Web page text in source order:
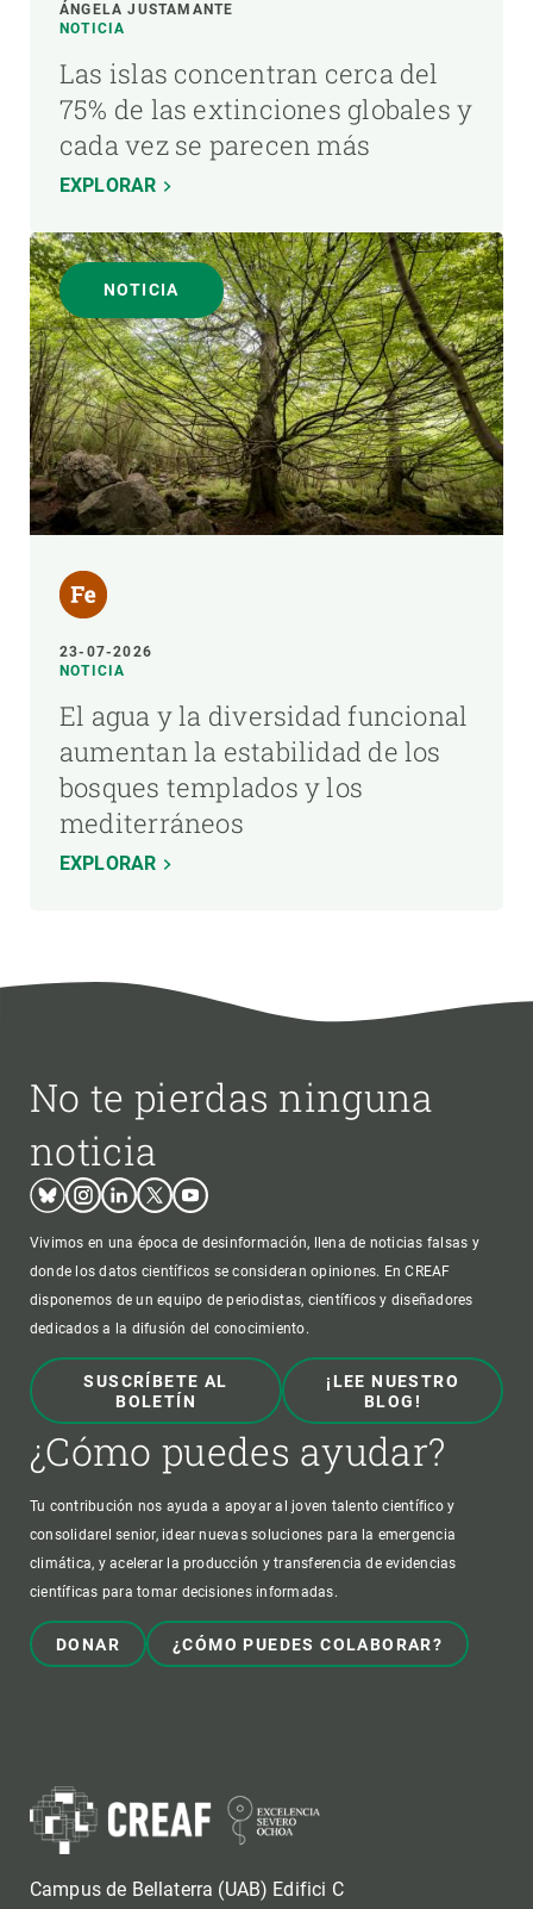
ÁNGELA JUSTAMANTE
NOTICIA
Las islas concentran cerca del
75% de las extinciones globales y
cada vez se parecen más
EXPLORAR
NOTICIA
23-07-2026
NOTICIA
El agua y la diversidad funcional
aumentan la estabilidad de los
bosques templados y los
mediterráneos
EXPLORAR
No te pierdas ninguna
noticia
BlueskyInstagram
LinkedinTwitterYoutube
Vivimos en una época de desinformación, llena de noticias falsas y
donde los datos científicos se consideran opiniones. En CREAF
disponemos de un equipo de periodistas, científicos y diseñadores
dedicados a la difusión del conocimiento.
SUSCRÍBETE AL
BOLETÍN
¡LEE NUESTRO
BLOG!
¿Cómo puedes ayudar?
Tu contribución nos ayuda a apoyar al joven talento científico y
consolidarel senior, idear nuevas soluciones para la emergencia
climática, y acelerar la producción y transferencia de evidencias
científicas para tomar decisiones informadas.
DONAR ¿CÓMO PUEDES COLABORAR?
Campus de Bellaterra (UAB) Edifici C